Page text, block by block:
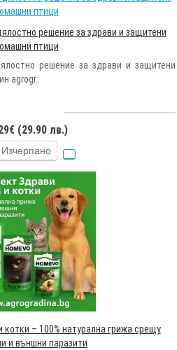
решение за здрави и защитени
птици
решение за здрави и защитени
agrogr..
(29.90 лв.)
Изчерпано
котки – 100% натурална грижа срещу
и външни паразити